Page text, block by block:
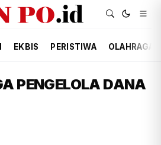
EKBIS PERISTIWA OLAHRAGA
PENGELOLA DANA